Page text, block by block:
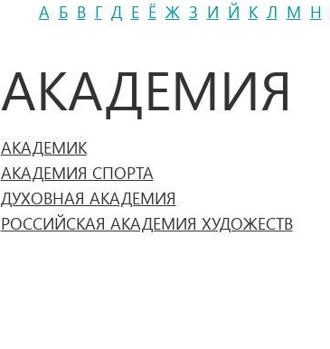
А Б В Г Д Е Ё Ж З И Й К Л М Н
АКАДЕМИЯ
АКАДЕМИК
АКАДЕМИЯ СПОРТА
ДУХОВНАЯ АКАДЕМИЯ
РОССИЙСКАЯ АКАДЕМИЯ ХУДОЖЕСТВ